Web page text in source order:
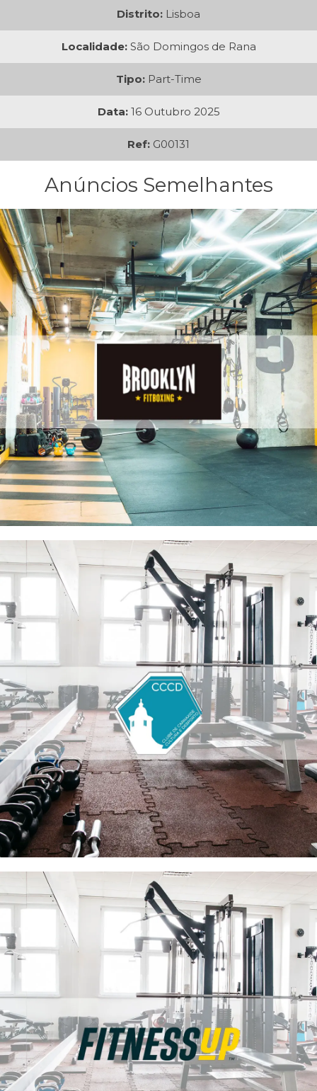
Distrito: Lisboa
Localidade: São Domingos de Rana
Tipo: Part-Time
Data: 16 Outubro 2025
Ref: G00131
Anúncios Semelhantes